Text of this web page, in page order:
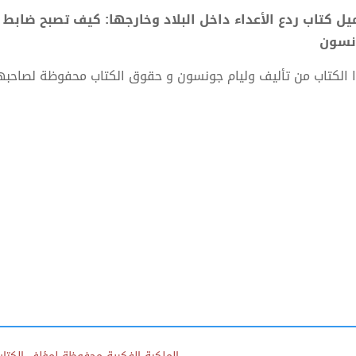
الكتاب من تأليف وليام جونسون و حقوق الكتاب محفوظة